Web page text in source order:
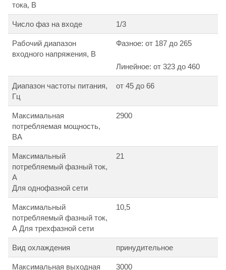
тока, В
Число фаз на входе 1/3
Рабочий диапазон
входного напряжения, В
Фазное: от 187 до 265
Линейное: от 323 до 460
Диапазон частоты питания,
Гц
от 45 до 66
Максимальная
потребляемая мощность,
ВА
2900
Максимальный
потребляемый фазный ток,
А
Для однофазной сети
21
Максимальный
потребляемый фазный ток,
А Для трехфазной сети
10,5
Вид охлаждения принудительное
Максимальная выходная 3000